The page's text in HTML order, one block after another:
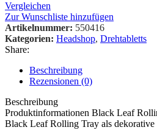
Vergleichen
Zur Wunschliste hinzufügen
Artikelnummer: 550416
Kategorien: Headshop, Drehtabletts
Share:
Beschreibung
Rezensionen (0)
Beschreibung
Produktinformationen Black Leaf
Black Leaf Rolling Tray als dekorative